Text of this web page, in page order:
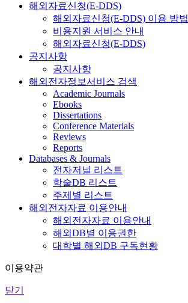
해외자료신청(E-DDS)
해외자료신청(E-DDS) 이용 방법
비용지원 서비스 안내
해외자료신청(E-DDS)
공지사항
공지사항
해외전자정보서비스 검색
Academic Journals
Ebooks
Dissertations
Conference Materials
Reviews
Reports
Databases & Journals
전자저널 리스트
학술DB 리스트
주제별 리스트
해외전자자료 이용안내
해외전자자료 이용안내
해외DB별 이용권한
대학별 해외DB 구독현황
이용약관
닫기